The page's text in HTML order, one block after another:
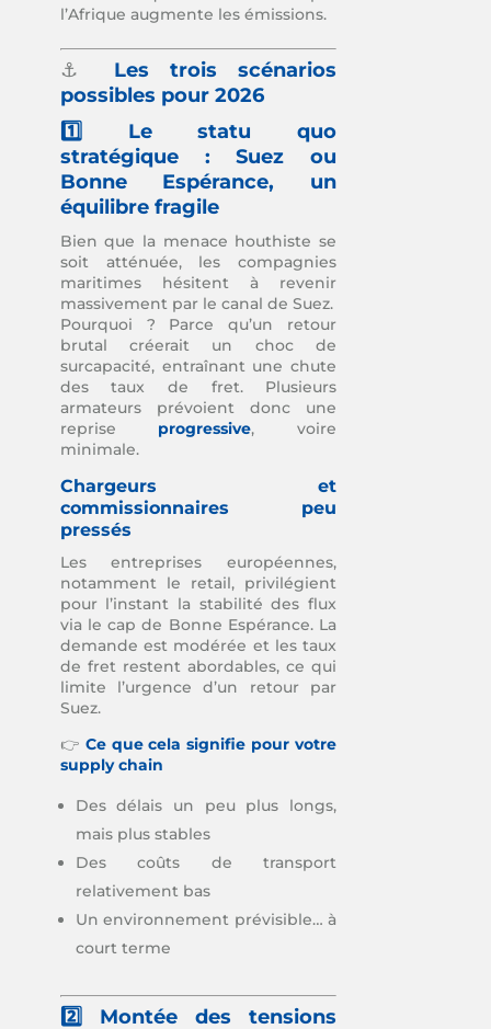
l’Afrique augmente les émissions.
⚓ Les trois scénarios
possibles pour 2026
1️⃣ Le statu quo
stratégique : Suez ou
Bonne Espérance, un
équilibre fragile
Bien que la menace houthiste se
soit atténuée, les compagnies
maritimes hésitent à revenir
massivement par le canal de Suez.
Pourquoi ? Parce qu’un retour
brutal créerait un choc de
surcapacité, entraînant une chute
des taux de fret. Plusieurs
armateurs prévoient donc une
reprise progressive, voire
minimale.
Chargeurs et
commissionnaires peu
pressés
Les entreprises européennes,
notamment le retail, privilégient
pour l’instant la stabilité des flux
via le cap de Bonne Espérance. La
demande est modérée et les taux
de fret restent abordables, ce qui
limite l’urgence d’un retour par
Suez.
👉 Ce que cela signifie pour votre
supply chain
Des délais un peu plus longs,
mais plus stables
Des coûts de transport
relativement bas
Un environnement prévisible… à
court terme
2️⃣ Montée des tensions